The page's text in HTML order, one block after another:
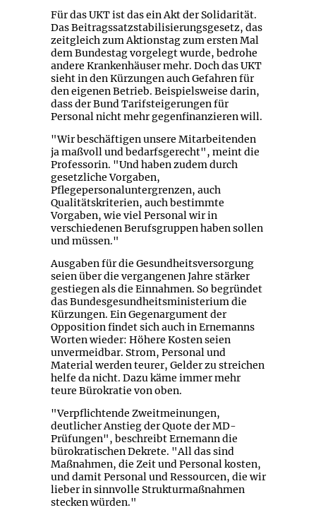
Für das UKT ist das ein Akt der Solidarität.
Das Beitragssatzstabilisierungsgesetz, das
zeitgleich zum Aktionstag zum ersten Mal
dem Bundestag vorgelegt wurde, bedrohe
andere Krankenhäuser mehr. Doch das UKT
sieht in den Kürzungen auch Gefahren für
den eigenen Betrieb. Beispielsweise darin,
dass der Bund Tarifsteigerungen für
Personal nicht mehr gegenfinanzieren will.
"Wir beschäftigen unsere Mitarbeitenden
ja maßvoll und bedarfsgerecht", meint die
Professorin. "Und haben zudem durch
gesetzliche Vorgaben,
Pflegepersonaluntergrenzen, auch
Qualitätskriterien, auch bestimmte
Vorgaben, wie viel Personal wir in
verschiedenen Berufsgruppen haben sollen
und müssen."
Ausgaben für die Gesundheitsversorgung
seien über die vergangenen Jahre stärker
gestiegen als die Einnahmen. So begründet
das Bundesgesundheitsministerium die
Kürzungen. Ein Gegenargument der
Opposition findet sich auch in Ernemanns
Worten wieder: Höhere Kosten seien
unvermeidbar. Strom, Personal und
Material werden teurer, Gelder zu streichen
helfe da nicht. Dazu käme immer mehr
teure Bürokratie von oben.
"Verpflichtende Zweitmeinungen,
deutlicher Anstieg der Quote der MD-
Prüfungen", beschreibt Ernemann die
bürokratischen Dekrete. "All das sind
Maßnahmen, die Zeit und Personal kosten,
und damit Personal und Ressourcen, die wir
lieber in sinnvolle Strukturmaßnahmen
stecken würden."